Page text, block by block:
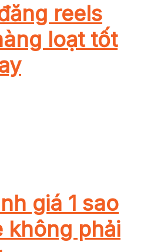
reels
loạt tốt
giá 1 sao
không phải